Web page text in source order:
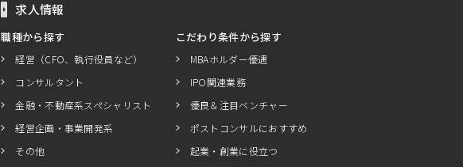
求人情報
職種から探す
経営（CFO、執行役員など）
コンサルタント
金融・不動産系スペシャリスト
経営企画・事業開発系
その他
こだわり条件から探す
MBAホルダー優遇
IPO関連業務
優良＆注目ベンチャー
ポストコンサルにおすすめ
起業・創業に役立つ